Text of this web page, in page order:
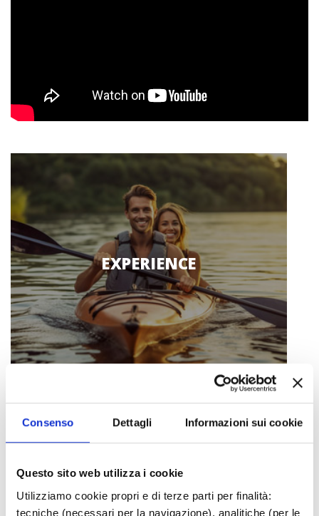
Consenso Dettagli Informazioni sui cookie
Questo sito web utilizza i cookie
Utilizziamo cookie propri e di terze parti per finalità:
tecniche (necessari per la navigazione), analitiche (per le
EXPERIENCE
ITINERARIES